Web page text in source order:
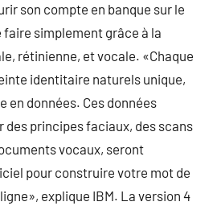
son compte en banque sur le
simplement grâce à la
rétinienne, et vocale. «Chaque
identitaire naturels unique,
en données. Ces données
des principes faciaux, des scans
vocaux, seront
pour construire votre mot de
explique IBM. La version 4